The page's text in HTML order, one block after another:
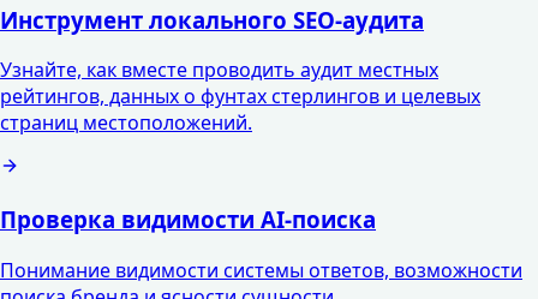
Инструмент локального SEO-аудита
Узнайте, как вместе проводить аудит местных
рейтингов, данных о фунтах стерлингов и целевых
страниц местоположений.
Проверка видимости AI-поиска
Понимание видимости системы ответов, возможности